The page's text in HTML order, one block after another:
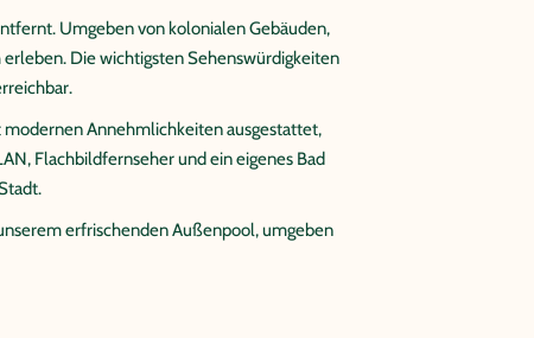
Umgeben von kolonialen Gebäuden,
Die wichtigsten Sehenswürdigkeiten
Annehmlichkeiten ausgestattet,
Flachbildfernseher und ein eigenes Bad
erfrischenden Außenpool, umgeben